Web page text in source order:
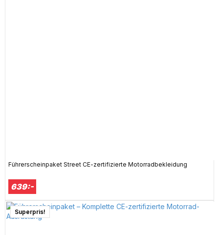
Führerscheinpaket Street CE-zertifizierte Motorradbekleidung
639:-
Superpris!